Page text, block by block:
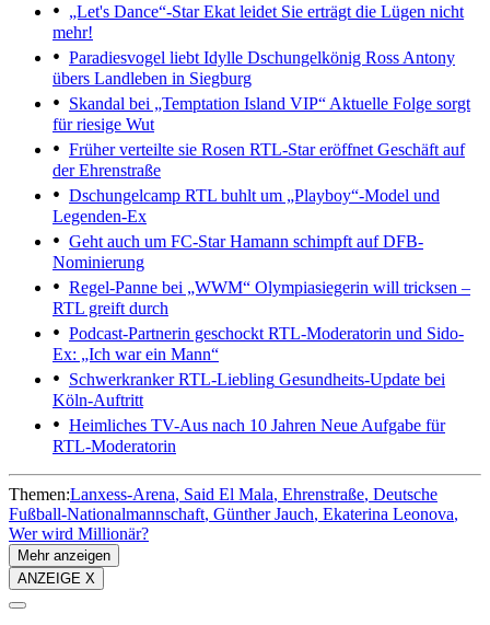
„Let's Dance“-Star Ekat leidet Sie erträgt die Lügen nicht
mehr!
Paradiesvogel liebt Idylle Dschungelkönig Ross Antony
übers Landleben in Siegburg
Skandal bei „Temptation Island VIP“ Aktuelle Folge sorgt
für riesige Wut
Früher verteilte sie Rosen RTL-Star eröffnet Geschäft auf
der Ehrenstraße
Dschungelcamp RTL buhlt um „Playboy“-Model und
Legenden-Ex
Geht auch um FC-StarHamann schimpft auf DFB-
Nominierung
Regel-Panne bei „WWM“ Olympiasiegerin will tricksen –
RTL greift durch
Podcast-Partnerin geschockt RTL-Moderatorin und Sido-
Ex: „Ich war ein Mann“
Schwerkranker RTL-Liebling Gesundheits-Update bei
Köln-Auftritt
Heimliches TV-Aus nach 10 Jahren Neue Aufgabe für
RTL-Moderatorin
Themen:Lanxess-Arena Said El Mala Ehrenstraße Deutsche
Fußball-Nationalmannschaft Günther Jauch Ekaterina Leonova
Wer wird Millionär?
Mehr anzeigen
ANZEIGE X